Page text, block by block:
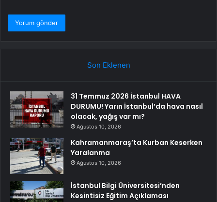
Son Eklenen
31 Temmuz 2026 İstanbul HAVA
DURUMU! Yarın İstanbul’da hava nasıl
olacak, yağış var mı?
Ağustos 10, 2026
Kahramanmaraş’ta Kurban Keserken
Yaralanma
Ağustos 10, 2026
İstanbul Bilgi Üniversitesi’nden
Kesintisiz Eğitim Açıklaması